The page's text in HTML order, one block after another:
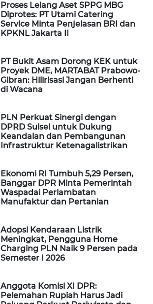
Proses Lelang Aset SPPG MBG
Diprotes: PT Utami Catering
Service Minta Penjelasan BRI dan
KPKNL Jakarta II
PT Bukit Asam Dorong KEK untuk
Proyek DME, MARTABAT Prabowo-
Gibran: Hilirisasi Jangan Berhenti
di Wacana
PLN Perkuat Sinergi dengan
DPRD Sulsel untuk Dukung
Keandalan dan Pembangunan
Infrastruktur Ketenagalistrikan
Ekonomi RI Tumbuh 5,29 Persen,
Banggar DPR Minta Pemerintah
Waspadai Perlambatan
Manufaktur dan Pertanian
Adopsi Kendaraan Listrik
Meningkat, Pengguna Home
Charging PLN Naik 9 Persen pada
Semester I 2026
Anggota Komisi XI DPR:
Pelemahan Rupiah Harus Jadi